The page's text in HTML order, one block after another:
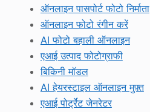
ऑनलाइन पासपोर्ट फोटो निर्माता
ऑनलाइन फोटो रंगीन करें
AI फोटो बहाली ऑनलाइन
एआई उत्पाद फोटोग्राफी
बिकिनी मॉडल
AI हेयरस्टाइल ऑनलाइन मुफ़्त
एआई पोर्ट्रेट जेनरेटर